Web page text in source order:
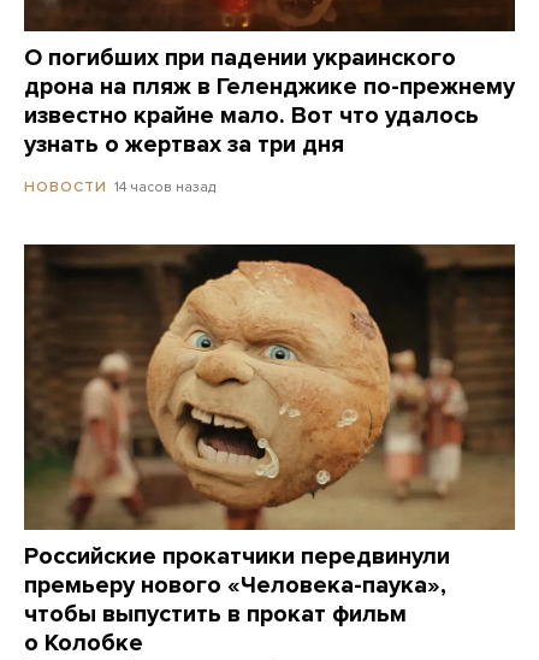
О погибших при падении украинского
дрона на пляж в Геленджике по-прежнему
известно крайне мало. Вот что удалось
узнать о жертвах за три дня
НОВОСТИ 14 часов назад
Российские прокатчики передвинули
премьеру нового «Человека-паука»,
чтобы выпустить в прокат фильм
о Колобке